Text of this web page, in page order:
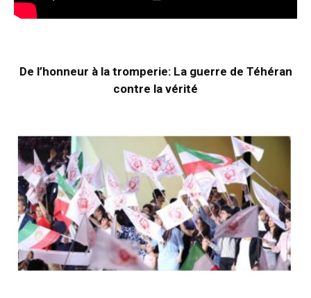
De l’honneur à la tromperie: La guerre de Téhéran
contre la vérité